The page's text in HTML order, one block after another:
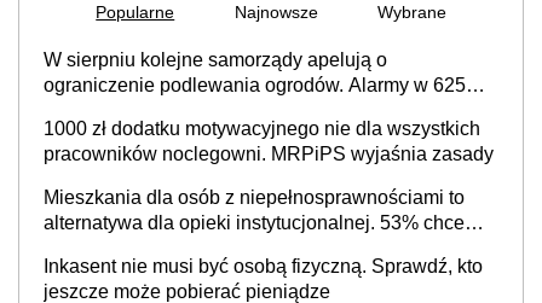
Popularne Najnowsze Wybrane
W sierpniu kolejne samorządy apelują o
ograniczenie podlewania ogrodów. Alarmy w 625
cały kraj
1000 zł dodatku motywacyjnego nie dla wszystkich
pracowników noclegowni. MRPiPS wyjaśnia zasady
Mieszkania dla osób z niepełnosprawnościami to
alternatywa dla opieki instytucjonalnej. 53% chce
Inkasent nie musi być osobą fizyczną. Sprawdź, kto
jeszcze może pobierać pieniądze